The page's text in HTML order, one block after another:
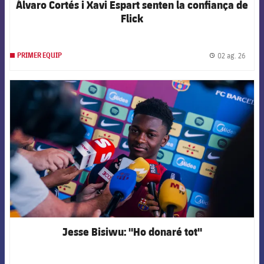
Álvaro Cortés i Xavi Espart senten la confiança de
Flick
PRIMER EQUIP 02 ag. 26
FCB Barcelona badge
Jesse Bisiwu: "Ho donaré tot"